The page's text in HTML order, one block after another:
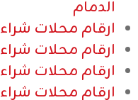
الدمام
ارقام محلات
ارقام محلات
ارقام محلات
ارقام محلات